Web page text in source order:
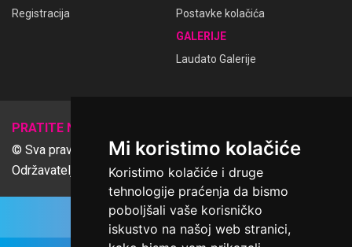
Mi koristimo kolačiće
Koristimo kolačiće i druge
tehnologije praćenja da bismo
poboljšali vaše korisničko
iskustvo na našoj web stranici,
Registracija
Postavke kolačića
GALERIJE
Laudato Galerije
PRATITE NAS
© Sva prava pridržana Udruga Ime dobrote
Održavatelj Netcom d.o.o., Riva 6, Rijeka